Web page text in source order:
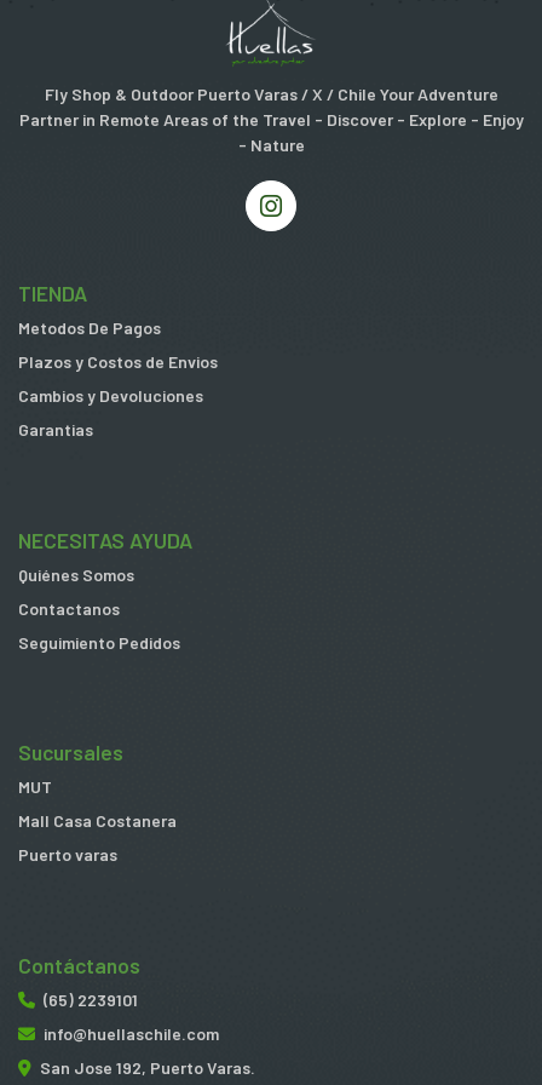
Fly Shop & Outdoor Puerto Varas / X / Chile Your Adventure
Partner in Remote Areas of the Travel - Discover - Explore - Enjoy
- Nature
TIENDA
Metodos De Pagos
Plazos y Costos de Envios
Cambios y Devoluciones
Garantias
NECESITAS AYUDA
Quiénes Somos
Contactanos
Seguimiento Pedidos
Sucursales
MUT
Mall Casa Costanera
Puerto varas
Contáctanos
(65) 2239101
info@huellaschile.com
San Jose 192, Puerto Varas.